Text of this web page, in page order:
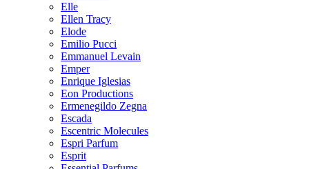
Elle
Ellen Tracy
Elode
Emilio Pucci
Emmanuel Levain
Emper
Enrique Iglesias
Eon Productions
Ermenegildo Zegna
Escada
Escentric Molecules
Espri Parfum
Esprit